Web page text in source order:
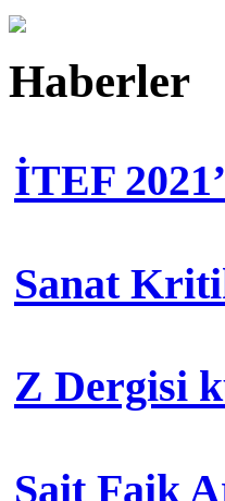
Haberler
İTEF
Sanat
Z Dergisi
Sait Faik